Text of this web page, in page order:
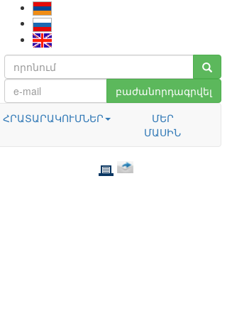
բաժանորդագրվել
ՀՐԱՏԱՐԱԿՈՒՄՆԵՐ
ՄԵՐ
ՄԱՍԻՆ